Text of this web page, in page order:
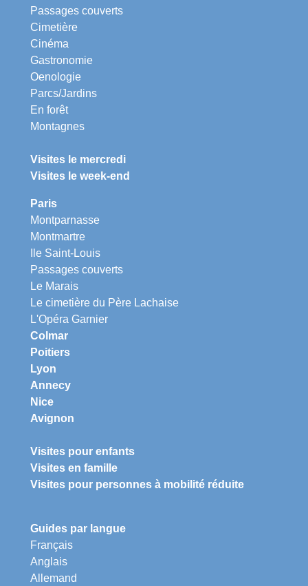
Passages couverts
Cimetière
Cinéma
Gastronomie
Oenologie
Parcs/Jardins
En forêt
Montagnes
Visites le mercredi
Visites le week-end
Paris
Montparnasse
Montmartre
Ile Saint-Louis
Passages couverts
Le Marais
Le cimetière du Père Lachaise
L'Opéra Garnier
Colmar
Poitiers
Lyon
Annecy
Nice
Avignon
Visites pour enfants
Visites en famille
Visites pour personnes à mobilité réduite
Guides par langue
Français
Anglais
Allemand